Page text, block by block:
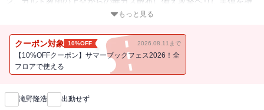
たせて待機させ、連隊長は「部下を殺さないでくれ」と懇願。治安
ていく。自決３年前の三島由紀夫との邂逅、治安出動「教範」廃棄
事案、警察庁との対テロ極秘会議など。これまで知られていなかっ
た自衛隊幹部の苦悩が次々と明らかにされていく。
（講談社）などの事件関係ノンフィクションをてがけてきたが、自
衛隊関連では 「自衛隊指揮官」（講談社）、「自衛隊と東日本大震
もっと見る
クーポン対象 10%OFF 2026.08.11まで
【10%OFFクーポン】サマーブックフェス2026！全
フロアで使える
新刊通知
滝野隆浩 出動せず